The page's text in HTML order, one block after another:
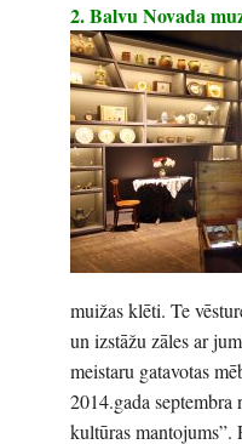
2. Balvu Novada
muižas klēti. Te
un izstāžu zāles ar
meistaru gatavotas
2014.gada
kultūras mantojums”.